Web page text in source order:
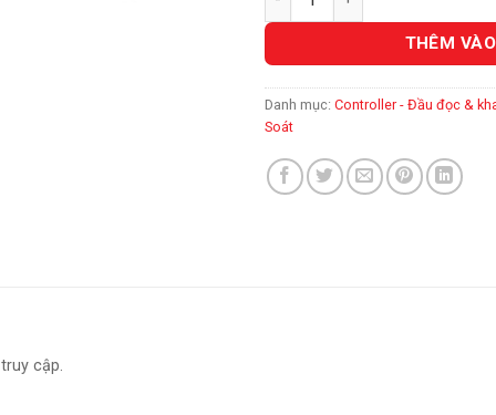
THÊM
Danh mục: Controller - Đầu đọc &
Soát
cập.